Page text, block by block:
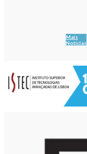
Mais
Notícias